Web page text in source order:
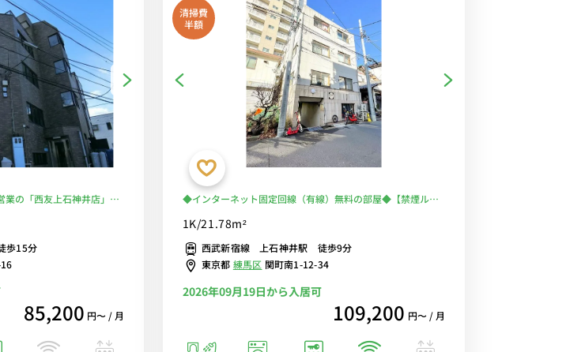
業の「西友上石神井店」が
！
歩15分
85,200 円〜 / 月
清掃費
半額
◆インターネット固定回線（有線）無料の部屋◆【禁煙ルー
水洗浄便座完備♪デスク・チェアのあるお部屋/安心の建物AL
＆室内洗濯機あり
1K/21.78m²
西武新宿線 上石神井駅 徒歩9分
東京都 練馬区 関町南1-12-34
2026年09月19日から入居可
109,200 円〜 / 月